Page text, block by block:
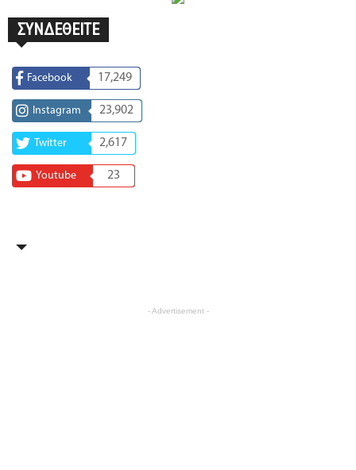
ΣΥΝΔΕΘΕΙΤΕ
Facebook 17,249
Instagram 23,902
Twitter 2,617
Youtube 23
- Advertisement -